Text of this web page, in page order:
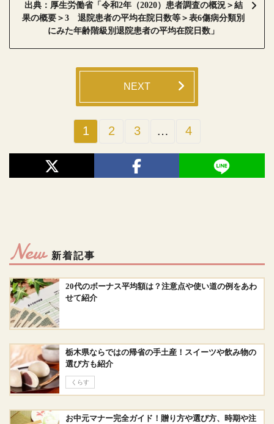
出典：厚生労働省「令和2年（2020）患者調査の概況＞結
果の概要＞3 退院患者の平均在院日数等＞表6傷病分類別
にみた年齢階級別退院患者の平均在院日数」
NEXT
1 2 3 … 4
New 新着記事
20代のボーナス平均額は？注意点や使い道の例をあわ
せて紹介
栃木県ならではの帰省の手土産！スイーツや飲み物の
選び方も紹介
くらす
お中元マナー完全ガイド！贈り方や選び方、時期や注